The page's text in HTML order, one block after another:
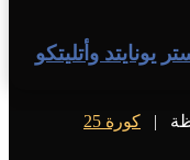
يونايتد وأتليتكو
كورة 25